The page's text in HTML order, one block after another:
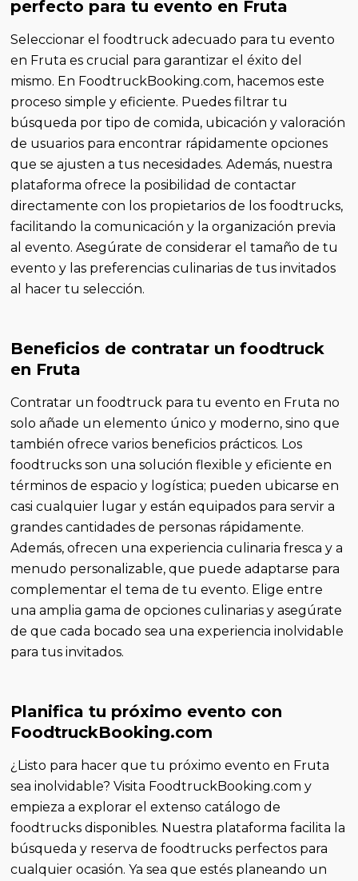
perfecto para tu evento en Fruta
Seleccionar el foodtruck adecuado para tu evento
en Fruta es crucial para garantizar el éxito del
mismo. En FoodtruckBooking.com, hacemos este
proceso simple y eficiente. Puedes filtrar tu
búsqueda por tipo de comida, ubicación y valoración
de usuarios para encontrar rápidamente opciones
que se ajusten a tus necesidades. Además, nuestra
plataforma ofrece la posibilidad de contactar
directamente con los propietarios de los foodtrucks,
facilitando la comunicación y la organización previa
al evento. Asegúrate de considerar el tamaño de tu
evento y las preferencias culinarias de tus invitados
al hacer tu selección.
Beneficios de contratar un foodtruck
en Fruta
Contratar un foodtruck para tu evento en Fruta no
solo añade un elemento único y moderno, sino que
también ofrece varios beneficios prácticos. Los
foodtrucks son una solución flexible y eficiente en
términos de espacio y logística; pueden ubicarse en
casi cualquier lugar y están equipados para servir a
grandes cantidades de personas rápidamente.
Además, ofrecen una experiencia culinaria fresca y a
menudo personalizable, que puede adaptarse para
complementar el tema de tu evento. Elige entre
una amplia gama de opciones culinarias y asegúrate
de que cada bocado sea una experiencia inolvidable
para tus invitados.
Planifica tu próximo evento con
FoodtruckBooking.com
¿Listo para hacer que tu próximo evento en Fruta
sea inolvidable? Visita FoodtruckBooking.com y
empieza a explorar el extenso catálogo de
foodtrucks disponibles. Nuestra plataforma facilita la
búsqueda y reserva de foodtrucks perfectos para
cualquier ocasión. Ya sea que estés planeando un